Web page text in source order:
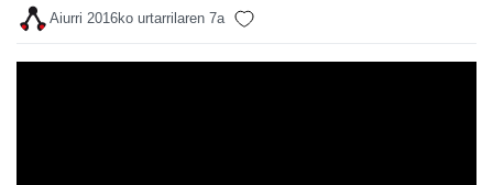
Aiurri 2016ko urtarrilaren 7a